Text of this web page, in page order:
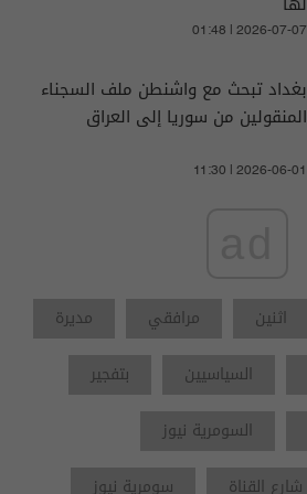
01:48 | 2026-07-07
بغداد تبحث مع واشنطن ملف السجناء
المنقولين من سوريا إلى العراق
11:30 | 2026-06-01
اثنين مرافقي
مديرة
السياسيين
بتفجير
السومرية نيوز
شارع القناة
سومرية نيوز